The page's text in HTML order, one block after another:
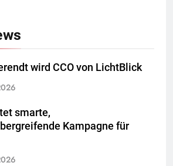
wird CCO von LichtBlick
smarte,
Kampagne für